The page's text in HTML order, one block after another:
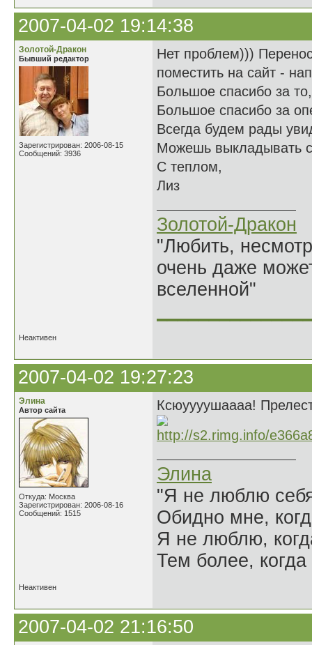
2007-04-02 19:14:38
Золотой-Дракон
Бывший редактор
Зарегистрирован: 2006-08-15
Сообщений: 3936
Нет проблем)))
поместить на сайт -
Большое спасибо за
Большое спасибо за
Всегда будем рады
Можешь выкладывать
С теплом,
Лиз
Золотой-Дракон
"Любить,
очень даже
вселенной"
Неактивен
2007-04-02 19:27:23
Элина
Автор сайта
Откуда: Москва
Зарегистрирован: 2006-08-16
Сообщений: 1515
Ксюуууушаааа!
Элина
"Я не люблю
Обидно мне,
Я не люблю,
Тем более,
Неактивен
2007-04-02 21:16:50